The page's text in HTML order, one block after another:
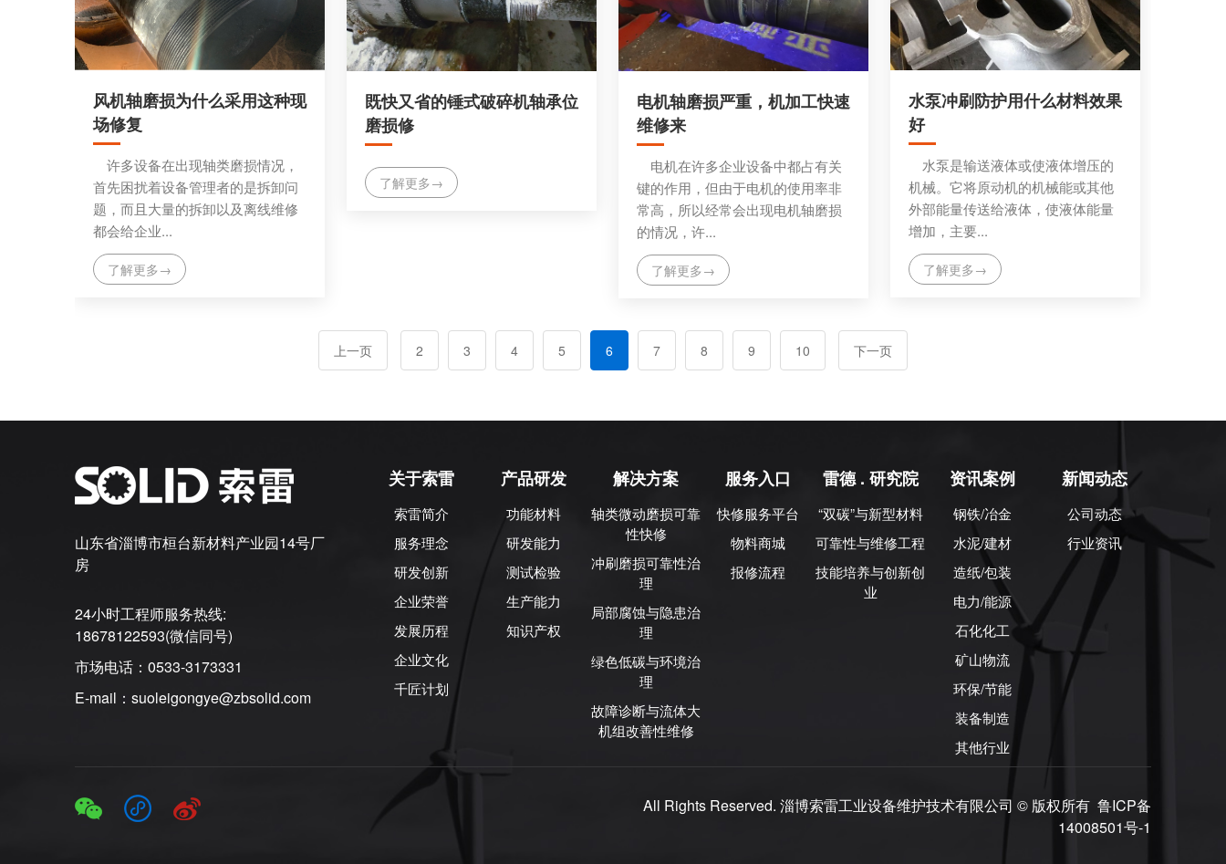
风机轴磨损为什么采用这种现
场修复
许多设备在出现轴类磨损情况，
首先困扰着设备管理者的是拆卸问
题，而且大量的拆卸以及离线维修
都会给企业...
了解更多→
既快又省的锤式破碎机轴承位
磨损修
了解更多→
电机轴磨损严重，机加工快速
维修来
电机在许多企业设备中都占有关
键的作用，但由于电机的使用率非
常高，所以经常会出现电机轴磨损
的情况，许...
了解更多→
水泵冲刷防护用什么材料效果
好
水泵是输送液体或使液体增压的
机械。它将原动机的机械能或其他
外部能量传送给液体，使液体能量
增加，主要...
了解更多→
上一页 2 3 4 5 6 7 8 9 10 下一页
山东省淄博市桓台新材料产业园14号厂
房
24小时工程师服务热线:
18678122593(微信同号)
市场电话：0533-3173331
E-mail：suoleigongye@zbsolid.com
关于索雷
索雷简介
服务理念
研发创新
企业荣誉
发展历程
企业文化
千匠计划
产品研发
功能材料
研发能力
测试检验
生产能力
知识产权
解决方案
轴类微动磨损可靠
性快修
冲刷磨损可靠性治
理
局部腐蚀与隐患治
理
绿色低碳与环境治
理
故障诊断与流体大
机组改善性维修
服务入口
快修服务平台
物料商城
报修流程
雷德 . 研究院
“双碳”与新型材料
可靠性与维修工程
技能培养与创新创
业
资讯案例
钢铁/冶金
水泥/建材
造纸/包装
电力/能源
石化化工
矿山物流
环保/节能
装备制造
其他行业
新闻动态
公司动态
行业资讯
All Rights Reserved. 淄博索雷工业设备维护技术有限公司 © 版权所有 鲁ICP备
14008501号-1